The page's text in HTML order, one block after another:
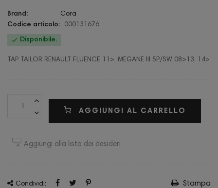
Brand:
Cora
Codice articolo:
000131676
 Disponibile.
TAP TAILOR RENAULT FLUENCE 11>, MEGANE III 5P./SW 08>13, 14>
AGGIUNGI AL CARRELLO
Aggiungi alla lista dei desideri
Condividi: Stampa